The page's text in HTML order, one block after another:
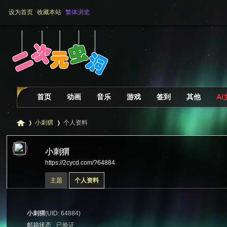
设为首页 收藏本站 繁体浏览
首页 动画 音乐 游戏 签到 其他 Ai
小刺猬
›
个人资料
小刺猬
https://2cycd.com/?64884
主题 个人资料
小刺猬(UID: 64884)
邮箱状态
已验证